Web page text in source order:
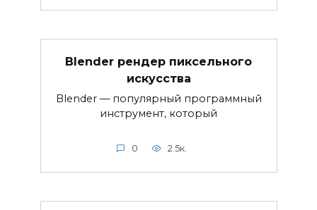
Blender рендер пиксельного
искусства
Blender — популярный программный
инструмент, который
0 2.5к.